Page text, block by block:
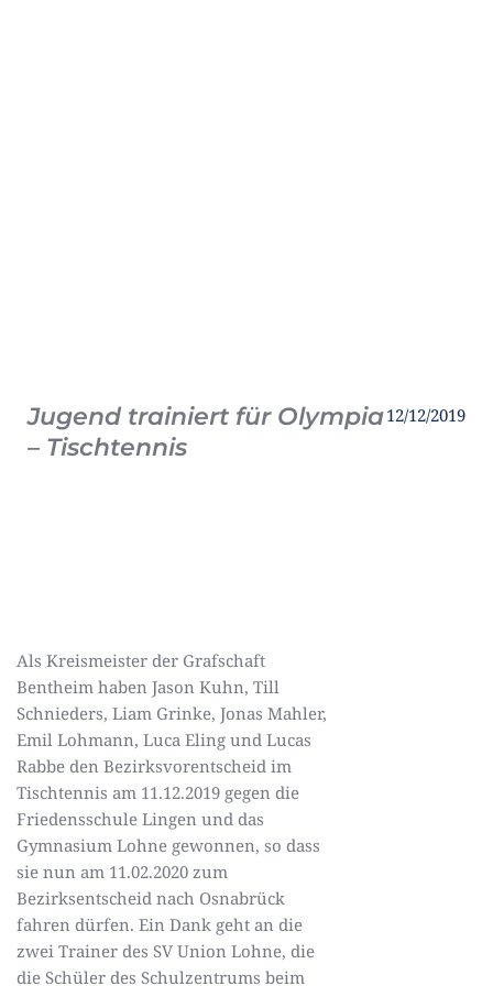
Jugend trainiert für Olympia
– Tischtennis
12/12/2019
Als Kreismeister der Grafschaft
Bentheim haben Jason Kuhn, Till
Schnieders, Liam Grinke, Jonas Mahler,
Emil Lohmann, Luca Eling und Lucas
Rabbe den Bezirksvorentscheid im
Tischtennis am 11.12.2019 gegen die
Friedensschule Lingen und das
Gymnasium Lohne gewonnen, so dass
sie nun am 11.02.2020 zum
Bezirksentscheid nach Osnabrück
fahren dürfen. Ein Dank geht an die
zwei Trainer des SV Union Lohne, die
die Schüler des Schulzentrums beim